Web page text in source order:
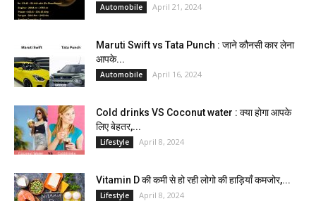
Automobile April 21, 2024
Maruti Swift vs Tata Punch : जाने कौनसी कार लेना
आपके...
Automobile April 16, 2024
Cold drinks VS Coconut water : क्या होगा आपके
लिए बेहतर,...
Lifestyle April 8, 2024
Vitamin D की कमी से हो रही लोगो की हाड़ियाँ कमजोर,...
Lifestyle April 8, 2024